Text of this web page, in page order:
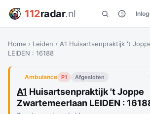
112radar.nl
Home › Leiden › A1 Huisartsenpraktijk 't
LEIDEN : 16188
Ambulance P1 Afgesloten
A1 Huisartsenpraktijk 't Joppe
Zwartemeerlaan LEIDEN :